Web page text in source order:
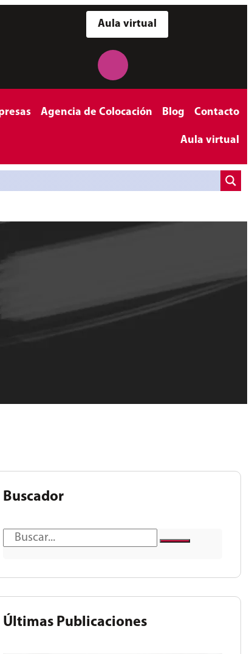
Aula virtual
Agencia de Colocación Blog Contacto
Aula virtual
Buscador
Últimas Publicaciones